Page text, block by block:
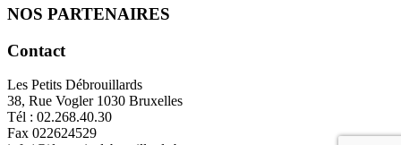
NOS PARTENAIRES
Contact
Les Petits Débrouillards
38, Rue Vogler 1030 Bruxelles
Tél : 02.268.40.30
Fax 022624529